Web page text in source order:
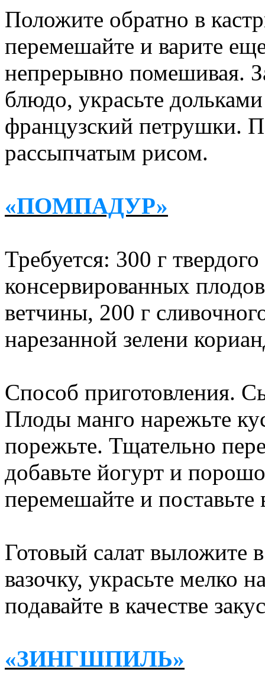
Положите обратно в
перемешайте и варите
непрерывно помешивая.
блюдо, украсьте
французский петрушки.
рассыпчатым рисом.
«ПОМПАДУР»
Требуется: 300 г
консервированных
ветчины, 200 г
нарезанной зелени
Способ приготовления.
Плоды манго нарежьте
порежьте. Тщательно
добавьте йогурт и
перемешайте и
Готовый салат выложите
вазочку, украсьте мелко
подавайте в качестве
«ЗИНГШПИЛЬ»